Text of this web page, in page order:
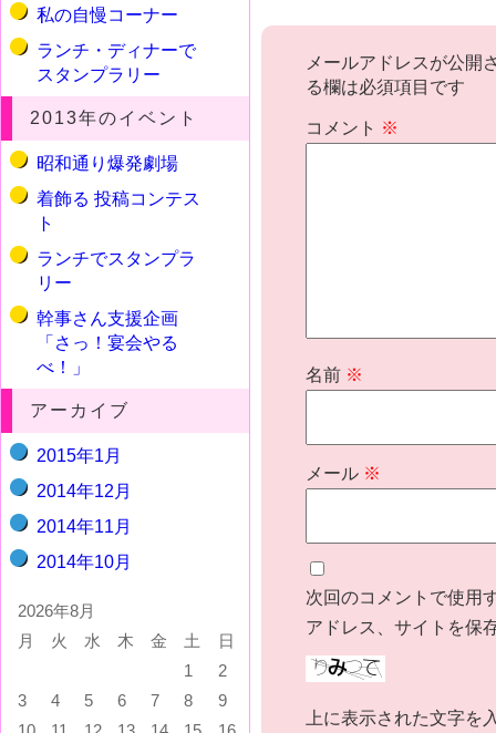
私の自慢コーナー
ランチ・ディナーで
スタンプラリー
2013年のイベント
昭和通り爆発劇場
着飾る 投稿コンテス
ト
ランチでスタンプラ
リー
幹事さん支援企画
「さっ！宴会やる
べ！」
アーカイブ
2015年1月
2014年12月
2014年11月
2014年10月
2026年8月
月
火 水 木 金 土
日
1
2
3
4 5 6 7 8
9
メールアドレスが公開
る欄は必須項目です
コメント ※
名前 ※
メール ※
次回のコメントで使用
アドレス、サイトを保
上に表示された文字を